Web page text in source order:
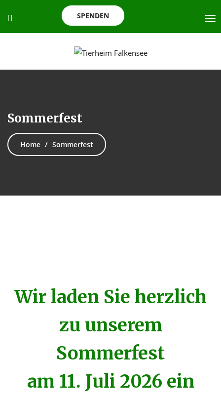
SPENDEN
Sommerfest
Home Sommerfest
Wir laden Sie herzlich
zu unserem
Sommerfest
am 11. Juli 2026 ein